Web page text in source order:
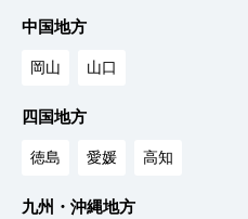
中国地方
岡山 山口
四国地方
徳島 愛媛 高知
九州・沖縄地方